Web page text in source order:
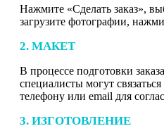
Нажмите «Сделать заказ»,
загрузите фотографии,
2. МАКЕТ
В процессе подготовки
специалисты могут
телефону или email для
3. ИЗГОТОВЛЕНИЕ